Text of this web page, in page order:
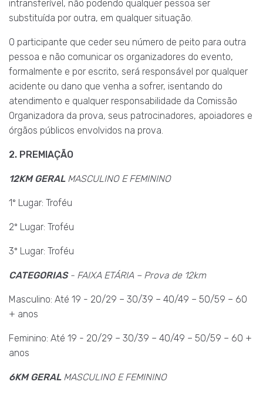
intransferível, não podendo qualquer pessoa ser
substituída por outra, em qualquer situação.
O participante que ceder seu número de peito para outra
pessoa e não comunicar os organizadores do evento,
formalmente e por escrito, será responsável por qualquer
acidente ou dano que venha a sofrer, isentando do
atendimento e qualquer responsabilidade da Comissão
Organizadora da prova, seus patrocinadores, apoiadores e
órgãos públicos envolvidos na prova.
2. PREMIAÇÃO
12KM GERALMASCULINO E FEMININO
1º Lugar: Troféu
2º Lugar: Troféu
3º Lugar: Troféu
CATEGORIAS - FAIXA ETÁRIA – Prova de 12km
Masculino: Até 19 - 20/29 – 30/39 – 40/49 – 50/59 – 60
+ anos
Feminino: Até 19 - 20/29 – 30/39 – 40/49 – 50/59 – 60 +
anos
6KM GERALMASCULINO E FEMININO